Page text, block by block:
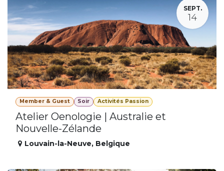
SEPT.
14
Member & Guest Soir Activités Passion
Atelier Oenologie | Australie et
Nouvelle-Zélande
Louvain-la-Neuve, Belgique